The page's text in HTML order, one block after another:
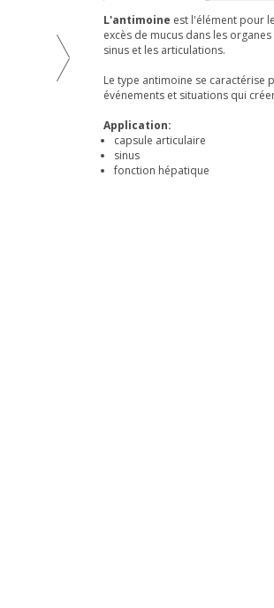
L'antimoine est l'élément pour
excès de mucus dans les
sinus et les articulations.
Le type antimoine se caractérise
événements et situations qui
Application:
capsule articulaire
sinus
fonction hépatique